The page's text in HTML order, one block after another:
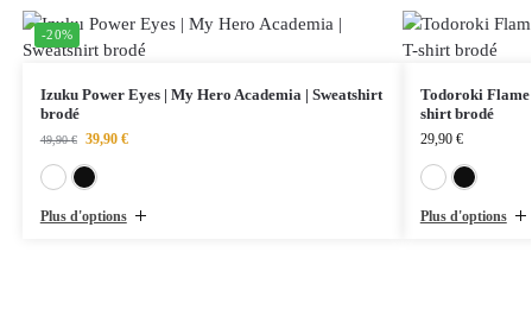
-20%
Izuku Power Eyes | My Hero Academia | Sweatshirt
brodé
49,90€ 39,90 €
Plus d'options
Todoroki Flame
shirt brodé
29,90 €
Plus d'options